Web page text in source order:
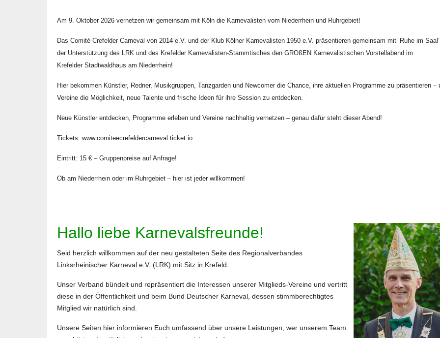
Am 9. Oktober 2026 vernetzen wir gemeinsam mit Köln die Karnevalisten vom Niederrhein und Ruhrgebiet!
Das Comité Crefelder Carneval von 2014 e.V. und der Klub Kölner Karnevalisten 1950 e.V. präsentieren gemeinsam mit ‘Ruhe im
der Unterstützung des LRK und des Krefelder Karnevalisten-Stammtisches den GROßEN Karnevalistischen Vorstellabend im
Krefelder Stadtwaldhaus am Niederrhein!
Hier bekommen Künstler, Redner, Musikgruppen, Tanzgarden und Newcomer die Chance, ihre aktuellen Programme zu präsentieren –
Vereine die Möglichkeit, neue Talente und frische Ideen für ihre Session zu entdecken.
Neue Künstler entdecken, Programme erleben und Vereine nachhaltig vernetzen – genau dafür steht dieser Abend!
Tickets: www.comiteecrefeldercarneval.ticket.io
Eintritt: 15 € – Gruppenpreise auf Anfrage!
Ob am Niederrhein oder im Ruhrgebiet – hier ist jeder willkommen!
Hallo liebe Karnevalsfreunde!
Seid herzlich willkommen auf der neu gestalteten Seite des Regionalverbandes
Linksrheinischer Karneval e.V. (LRK) mit Sitz in Krefeld.
Unser Verband bündelt und repräsentiert die Interessen unserer Mitglieds-Vereine und vertritt
diese in der Öffentlichkeit und beim Bund Deutscher Karneval, dessen stimmberechtigtes
Mitglied wir natürlich sind.
Unsere Seiten hier informieren Euch umfassend über unsere Leistungen, wer unserem Team